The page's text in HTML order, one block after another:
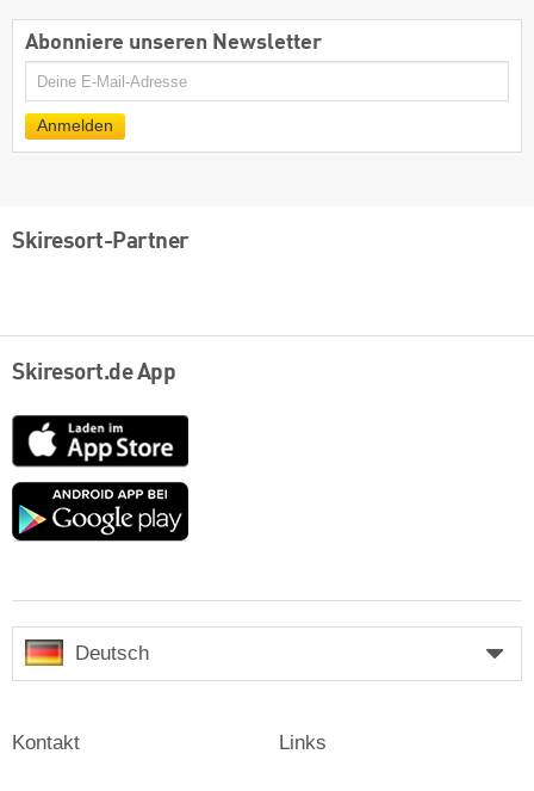
Abonniere unseren Newsletter
E-
Anmelden
Skiresort-Partner
Skiresort.de App
App
Store
Google
Deutsch
Kontakt Links